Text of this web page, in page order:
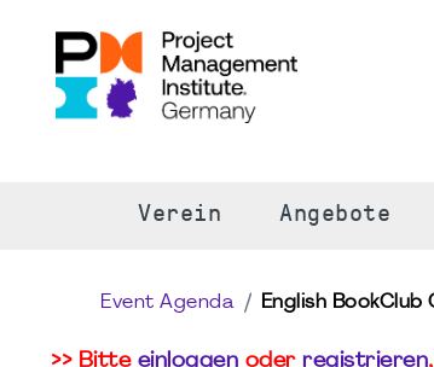
Verein Angebote
Event Agenda English
>> Bitte einloggen oder registrieren